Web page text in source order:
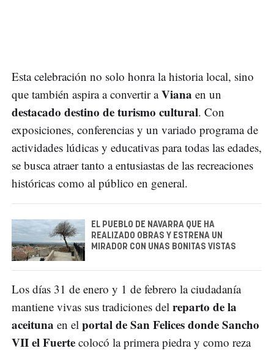
Esta celebración no solo honra la historia local, sino
que también aspira a convertir aViana en un
destacado destino de turismo cultural. Con
exposiciones, conferencias y un variado programa de
actividades lúdicas y educativas para todas las edades,
se busca atraer tanto a entusiastas de las recreaciones
históricas como al público en general.
EL PUEBLO DE NAVARRA QUE HA
REALIZADO OBRAS Y ESTRENA UN
MIRADOR CON UNAS BONITAS VISTAS
Los días 31 de enero y 1 de febrero la ciudadanía
mantiene vivas sus tradiciones del reparto de la
aceituna en el portal de San Felices donde Sancho
VII el Fuerte colocó la primera piedra y como reza